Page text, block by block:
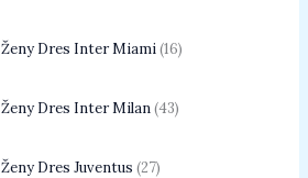
Ženy Dres Inter Miami 16
Ženy Dres Inter Milan 43
Ženy Dres Juventus 27